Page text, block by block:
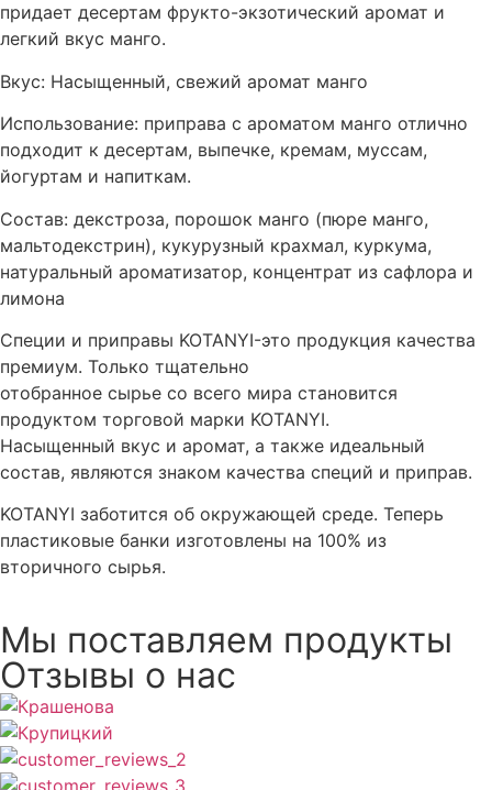
придает десертам фрукто-экзотический аромат и
легкий вкус манго.
Вкус: Насыщенный, свежий аромат манго
Использование: приправа с ароматом манго отлично
подходит к десертам, выпечке, кремам, муссам,
йогуртам и напиткам.
Состав: декстроза, порошок манго (пюре манго,
мальтодекстрин), кукурузный крахмал, куркума,
натуральный ароматизатор, концентрат из сафлора и
лимона
Специи и приправы KOTANYI-это продукция качества
премиум. Только тщательно
отобранное сырье со всего мира становится
продуктом торговой марки KOTANYI.
Насыщенный вкус и аромат, а также идеальный
состав, являются знаком качества специй и приправ.
KOTANYI заботится об окружающей среде. Теперь
пластиковые банки изготовлены на 100% из
вторичного сырья.
Мы поставляем продукты
Отзывы о нас